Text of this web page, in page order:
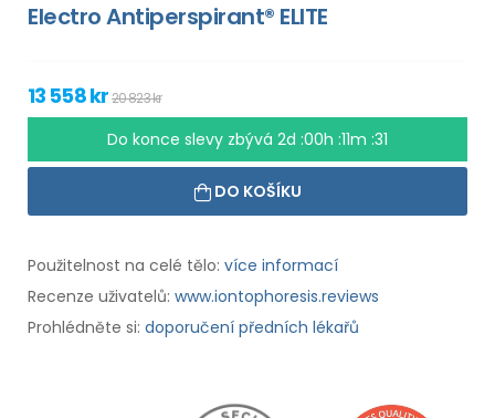
Electro Antiperspirant® ELITE
13 558 kr20 823 kr
Do konce slevy zbývá 2d :00h :11m :30
DO KOŠÍKU
Použitelnost na celé tělo: více informací
Recenze uživatelů: www.iontophoresis.reviews
Prohlédněte si: doporučení předních lékařů